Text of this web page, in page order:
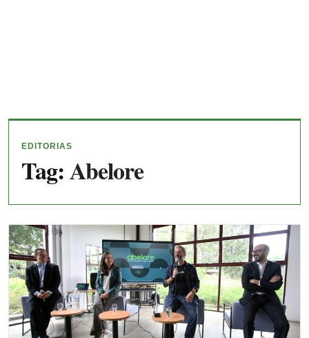
EDITORIAS
Tag:Abelore